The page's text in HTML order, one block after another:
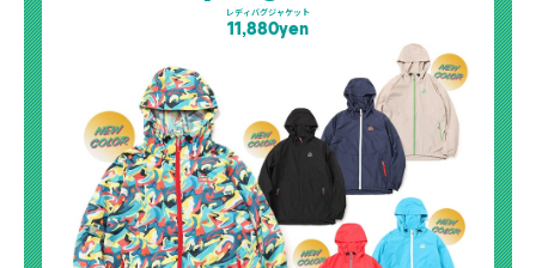
レディバグジャケット
11,880yen